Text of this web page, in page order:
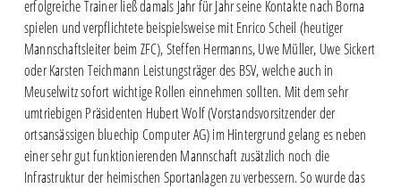
erfolgreiche Trainer ließ damals Jahr für Jahr seine Kontakte nach Borna
spielen und verpflichtete beispielsweise mit Enrico Scheil (heutiger
Mannschaftsleiter beim ZFC), Steffen Hermanns, Uwe Müller, Uwe Sickert
oder Karsten Teichmann Leistungsträger des BSV, welche auch in
Meuselwitz sofort wichtige Rollen einnehmen sollten. Mit dem sehr
umtriebigen Präsidenten Hubert Wolf (Vorstandsvorsitzender der
ortsansässigen bluechip Computer AG) im Hintergrund gelang es neben
einer sehr gut funktionierenden Mannschaft zusätzlich noch die
Infrastruktur der heimischen Sportanlagen zu verbessern. So wurde das